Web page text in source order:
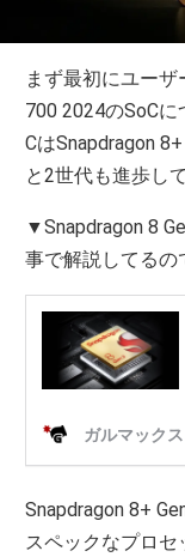
まず最初にユー
700 2024のSoC
CはSnapdragon
と2世代も進歩し
▼Snapdragon 8
事で解説してるの
Snapdragon 8+
スペックなプロセ